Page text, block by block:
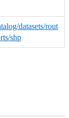
datasets/rout
shp